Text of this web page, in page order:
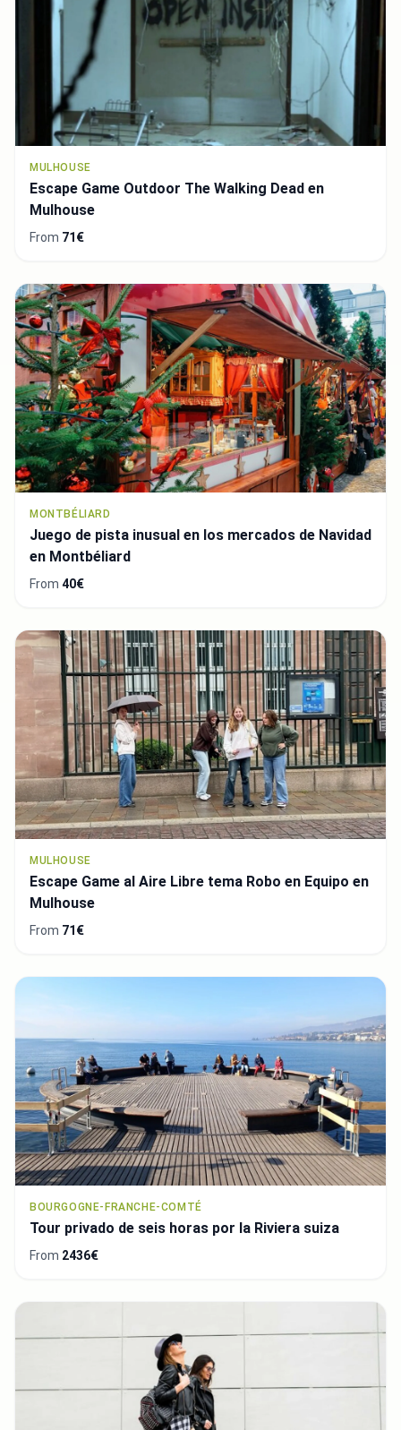
MULHOUSE
Escape Game Outdoor The Walking Dead en
Mulhouse
From 71€
MONTBÉLIARD
Juego de pista inusual en los mercados de Navidad
en Montbéliard
From 40€
MULHOUSE
Escape Game al Aire Libre tema Robo en Equipo en
Mulhouse
From 71€
BOURGOGNE-FRANCHE-COMTÉ
Tour privado de seis horas por la Riviera suiza
From 2436€